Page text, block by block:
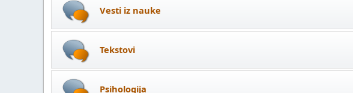
Vesti iz nauke
Tekstovi
Psihologija